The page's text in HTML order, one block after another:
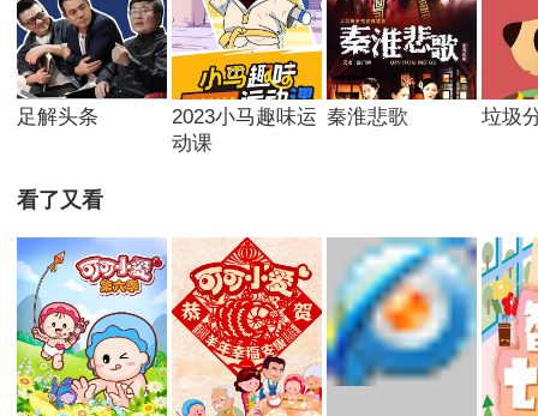
足解头条
2023小马趣味运
动课
秦淮悲歌 垃圾
看了又看